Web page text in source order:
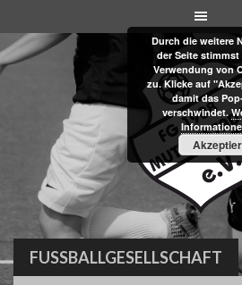
to
content
FUSSBALLGESELLSCHAFT
Durch die weitere
der Seite stimmst
Verwendung von
zu. Klicke auf
damit das
verschwindet.